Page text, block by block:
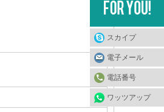
スカイプ
電子メール
電話番号
ワッツアップ